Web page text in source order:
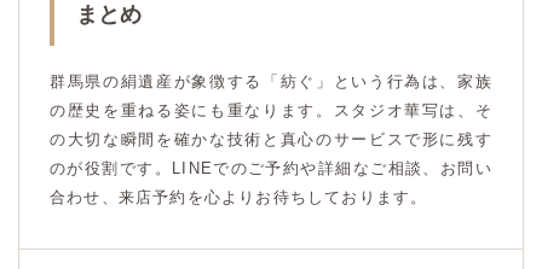
まとめ
群馬県の絹遺産が象徴する「紡ぐ」という行為は、家族
の歴史を重ねる姿にも重なります。スタジオ華写は、そ
の大切な瞬間を確かな技術と真心のサービスで形に残す
のが役割です。LINEでのご予約や詳細なご相談、お問い
合わせ、来店予約を心よりお待ちしております。